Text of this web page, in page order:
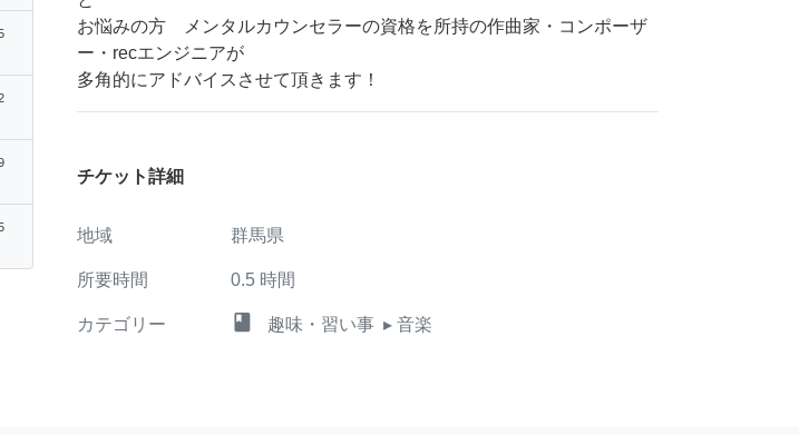
お悩みの方 メンタルカウンセラーの資格を所持の作曲家・コンポーザ
ー・recエンジニアが
多角的にアドバイスさせて頂きます！
チケット詳細
地域 群馬県
所要時間 0.5 時間
カテゴリー class 趣味・習い事 ▸ 音楽